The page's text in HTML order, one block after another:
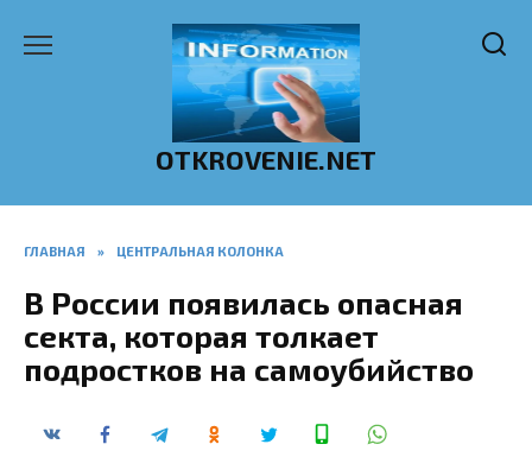
OTKROVENIE.NET
ГЛАВНАЯ » ЦЕНТРАЛЬНАЯ КОЛОНКА
В России появилась опасная
секта, которая толкает
подростков на самоубийство